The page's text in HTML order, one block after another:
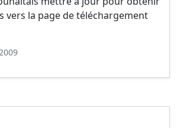
vers la page de téléchargement